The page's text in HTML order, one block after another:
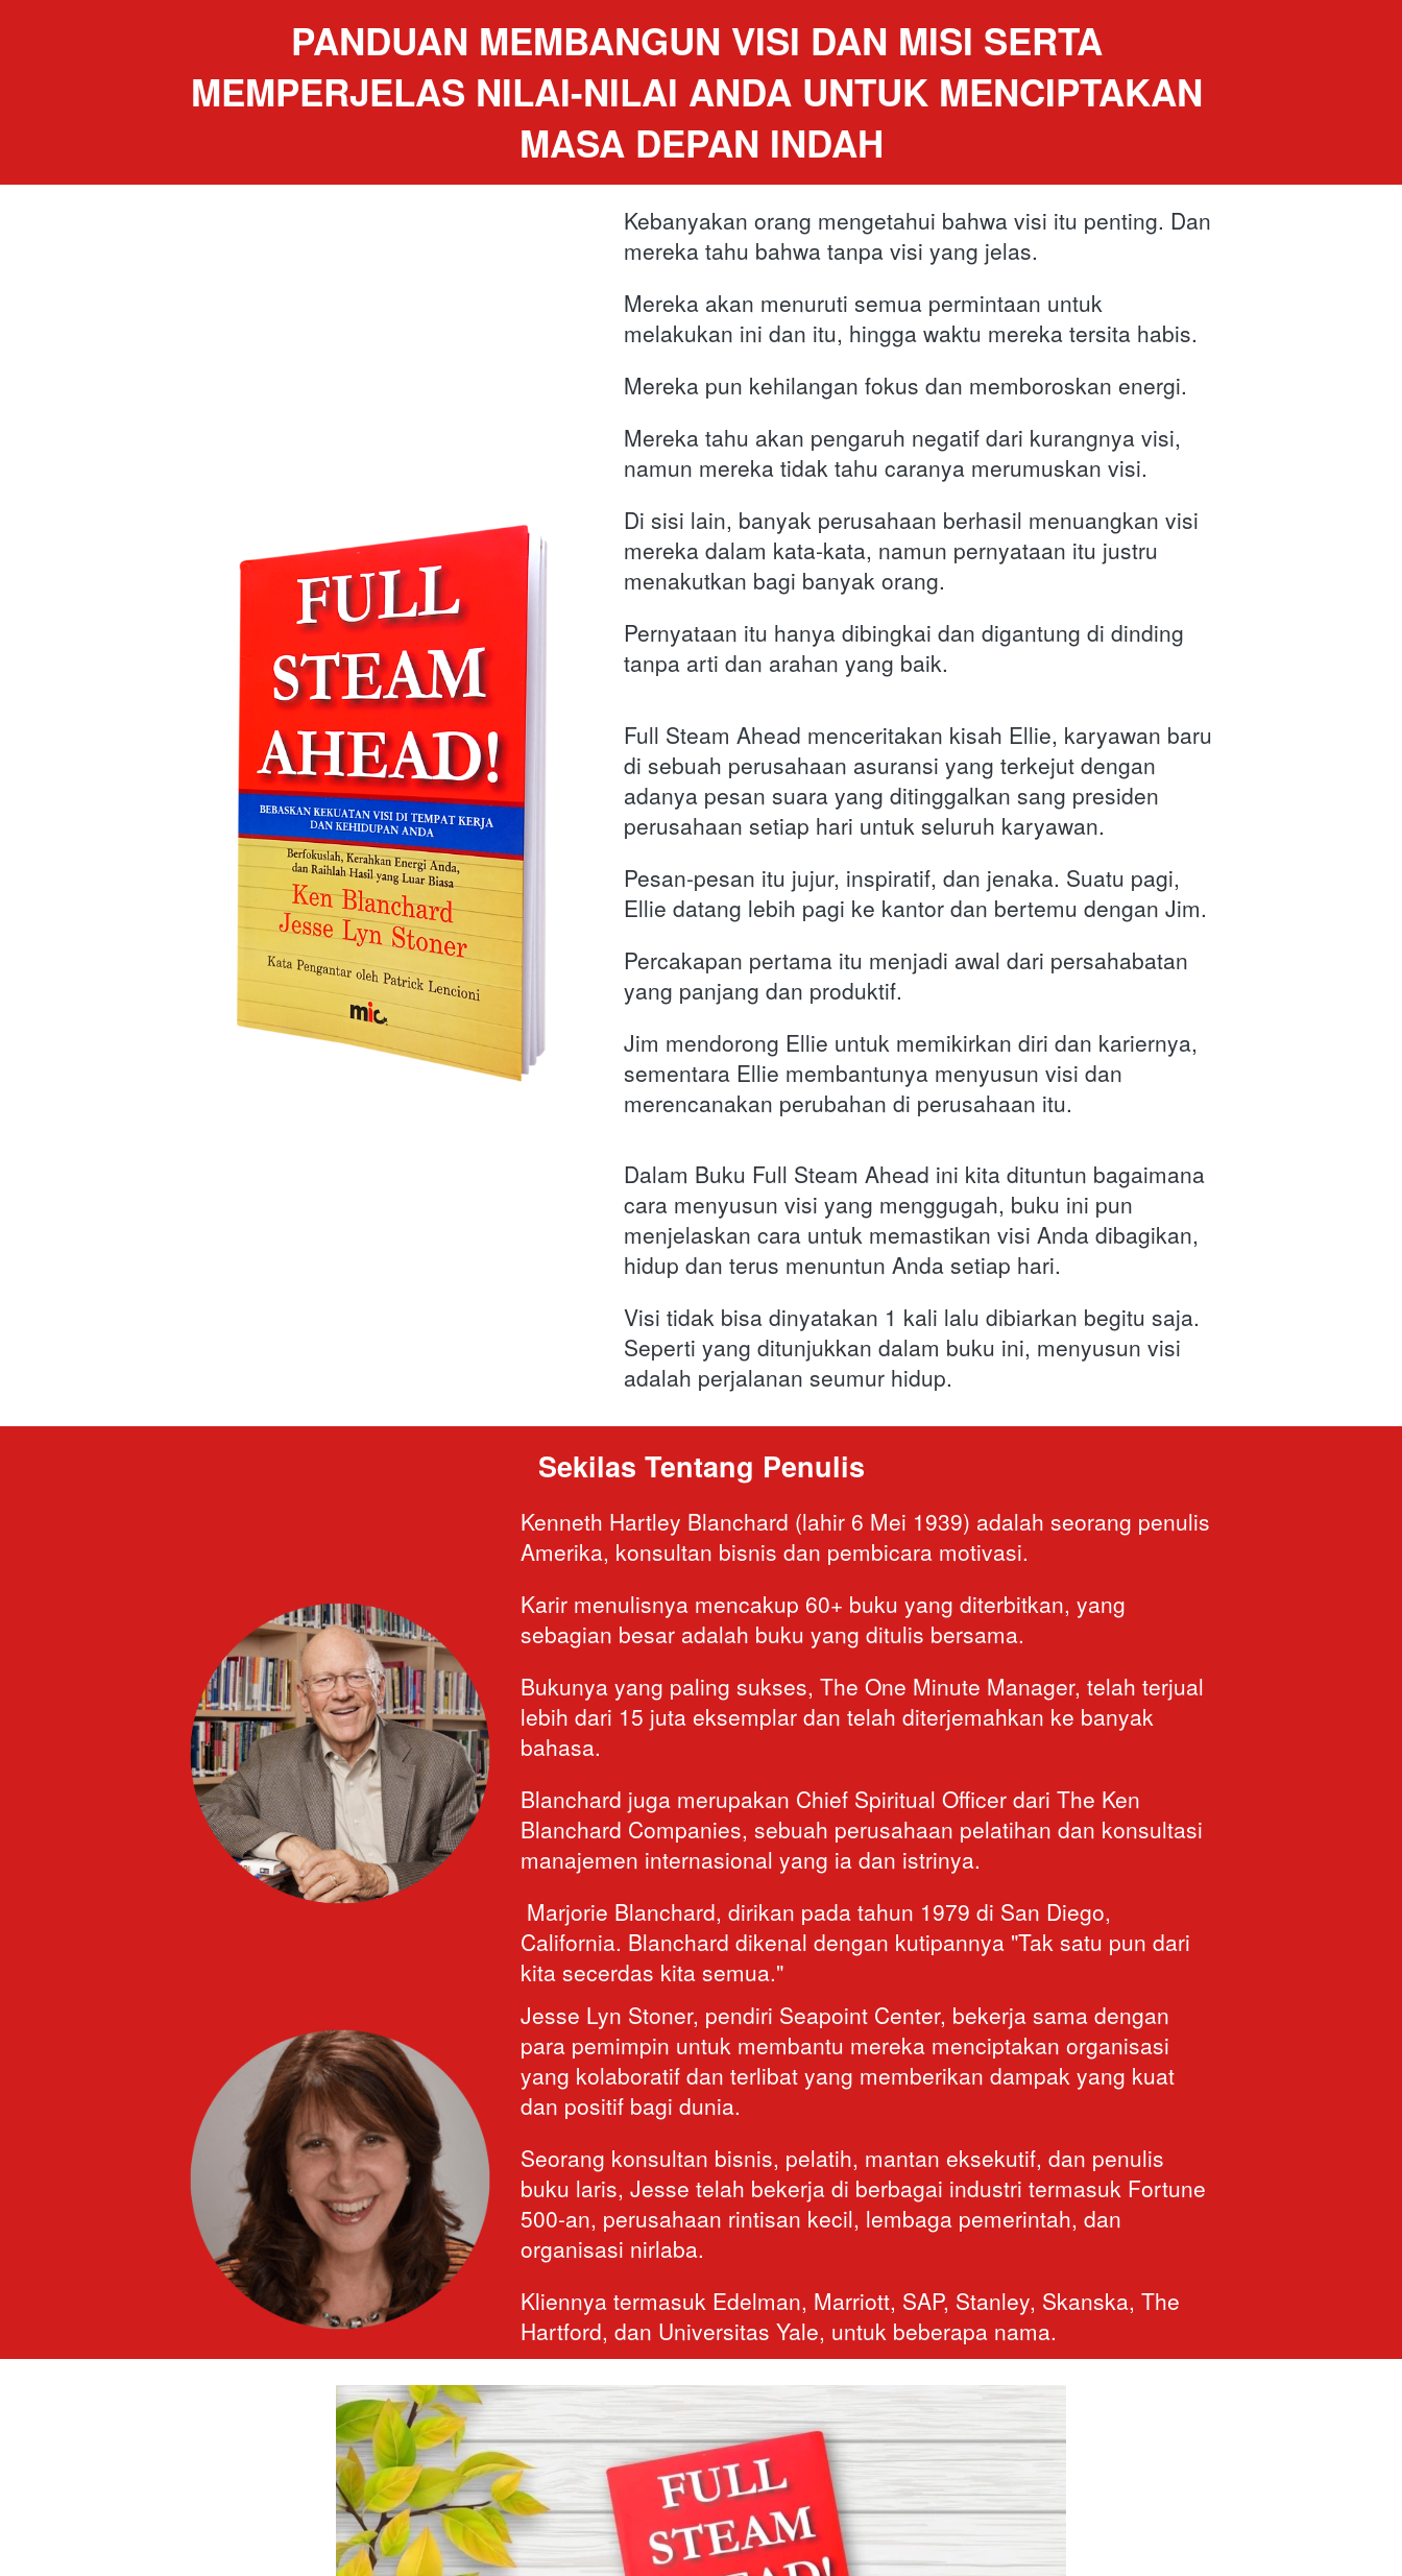
PANDUAN MEMBANGUN VISI DAN MISI SERTA
MEMPERJELAS NILAI-NILAI ANDA UNTUK MENCIPTAKAN
MASA DEPAN INDAH
Kebanyakan orang mengetahui bahwa visi itu penting. Dan
mereka tahu bahwa tanpa visi yang jelas.
Mereka akan menuruti semua permintaan untuk
melakukan ini dan itu, hingga waktu mereka tersita habis.
Mereka pun kehilangan fokus dan memboroskan energi.
Mereka tahu akan pengaruh negatif dari kurangnya visi,
namun mereka tidak tahu caranya merumuskan visi.
Di sisi lain, banyak perusahaan berhasil menuangkan visi
mereka dalam kata-kata, namun pernyataan itu justru
menakutkan bagi banyak orang.
Pernyataan itu hanya dibingkai dan digantung di dinding
tanpa arti dan arahan yang baik.
Full Steam Ahead menceritakan kisah Ellie, karyawan baru
di sebuah perusahaan asuransi yang terkejut dengan
adanya pesan suara yang ditinggalkan sang presiden
perusahaan setiap hari untuk seluruh karyawan.
Pesan-pesan itu jujur, inspiratif, dan jenaka. Suatu pagi,
Ellie datang lebih pagi ke kantor dan bertemu dengan Jim.
Percakapan pertama itu menjadi awal dari persahabatan
yang panjang dan produktif.
Jim mendorong Ellie untuk memikirkan diri dan kariernya,
sementara Ellie membantunya menyusun visi dan
merencanakan perubahan di perusahaan itu.
Dalam Buku Full Steam Ahead ini kita dituntun bagaimana
cara menyusun visi yang menggugah, buku ini pun
menjelaskan cara untuk memastikan visi Anda dibagikan,
hidup dan terus menuntun Anda setiap hari.
Visi tidak bisa dinyatakan 1 kali lalu dibiarkan begitu saja.
Seperti yang ditunjukkan dalam buku ini, menyusun visi
adalah perjalanan seumur hidup.
Sekilas Tentang Penulis
Kenneth Hartley Blanchard (lahir 6 Mei 1939) adalah seorang penulis
Amerika, konsultan bisnis dan pembicara motivasi.
Karir menulisnya mencakup 60+ buku yang diterbitkan, yang
sebagian besar adalah buku yang ditulis bersama.
Bukunya yang paling sukses, The One Minute Manager, telah terjual
lebih dari 15 juta eksemplar dan telah diterjemahkan ke banyak
bahasa.
Blanchard juga merupakan Chief Spiritual Officer dari The Ken
Blanchard Companies, sebuah perusahaan pelatihan dan konsultasi
manajemen internasional yang ia dan istrinya.
California. Blanchard dikenal dengan kutipannya "Tak satu pun dari
kita secerdas kita semua."
Jesse Lyn Stoner, pendiri Seapoint Center, bekerja sama dengan
para pemimpin untuk membantu mereka menciptakan organisasi
yang kolaboratif dan terlibat yang memberikan dampak yang kuat
dan positif bagi dunia.
Seorang konsultan bisnis, pelatih, mantan eksekutif, dan penulis
buku laris, Jesse telah bekerja di berbagai industri termasuk Fortune
500-an, perusahaan rintisan kecil, lembaga pemerintah, dan
organisasi nirlaba.
Kliennya termasuk Edelman, Marriott, SAP, Stanley, Skanska, The
Hartford, dan Universitas Yale, untuk beberapa nama.